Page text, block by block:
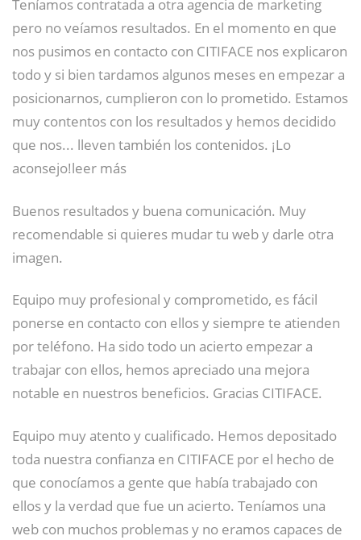
pero no veíamos resultados. En el momento en que
nos pusimos en contacto con CITIFACE nos explicaron
todo y si bien tardamos algunos meses en empezar a
posicionarnos, cumplieron con lo prometido. Estamos
muy contentos con los resultados y hemos decidido
que nos... lleven también los contenidos. ¡Lo
aconsejo!leer más
Buenos resultados y buena comunicación. Muy
recomendable si quieres mudar tu web y darle otra
imagen.
Equipo muy profesional y comprometido, es fácil
ponerse en contacto con ellos y siempre te atienden
por teléfono. Ha sido todo un acierto empezar a
trabajar con ellos, hemos apreciado una mejora
notable en nuestros beneficios. Gracias CITIFACE.
Equipo muy atento y cualificado. Hemos depositado
toda nuestra confianza en CITIFACE por el hecho de
que conocíamos a gente que había trabajado con
ellos y la verdad que fue un acierto. Teníamos una
web con muchos problemas y no eramos capaces de